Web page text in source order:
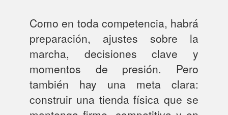
Como en toda competencia, habrá
preparación, ajustes sobre la
marcha, decisiones clave y
momentos de presión. Pero
también hay una meta clara:
construir una tienda física que se